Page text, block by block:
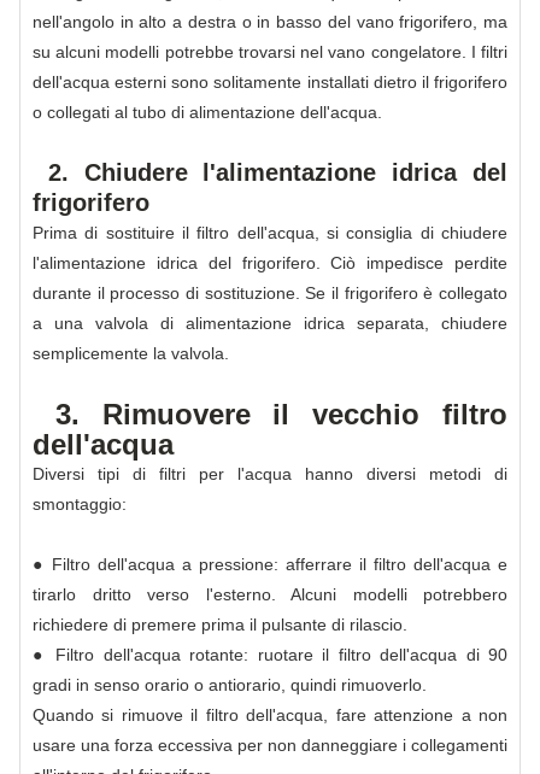
nell'angolo in alto a destra o in basso del vano frigorifero, ma
su alcuni modelli potrebbe trovarsi nel vano congelatore. I filtri
dell'acqua esterni sono solitamente installati dietro il frigorifero
o collegati al tubo di alimentazione dell'acqua.
2. Chiudere l'alimentazione idrica del
frigorifero
Prima di sostituire il filtro dell'acqua, si consiglia di chiudere
l'alimentazione idrica del frigorifero. Ciò impedisce perdite
durante il processo di sostituzione. Se il frigorifero è collegato
a una valvola di alimentazione idrica separata, chiudere
semplicemente la valvola.
3. Rimuovere il vecchio filtro
dell'acqua
Diversi tipi di filtri per l'acqua hanno diversi metodi di
smontaggio:
● Filtro dell'acqua a pressione: afferrare il filtro dell'acqua e
tirarlo dritto verso l'esterno. Alcuni modelli potrebbero
richiedere di premere prima il pulsante di rilascio.
● Filtro dell'acqua rotante: ruotare il filtro dell'acqua di 90
gradi in senso orario o antiorario, quindi rimuoverlo.
Quando si rimuove il filtro dell'acqua, fare attenzione a non
usare una forza eccessiva per non danneggiare i collegamenti